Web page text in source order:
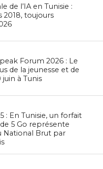
de l’IA en Tunisie :
2018, toujours
Forum 2026 : Le
de la jeunesse et de
juin à Tunis
: En Tunisie, un forfait
5 Go représente
National Brut par